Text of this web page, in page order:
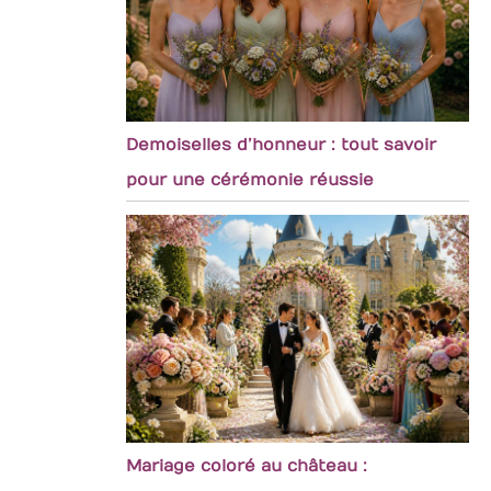
Demoiselles d’honneur : tout savoir
pour une cérémonie réussie
Mariage coloré au château :